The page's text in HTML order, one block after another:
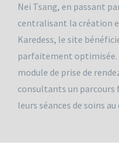
Nei Tsang, en passant
centralisant la création
Karedess, le site
parfaitement optimisée.
module de prise de
consultants un
leurs séances de soins